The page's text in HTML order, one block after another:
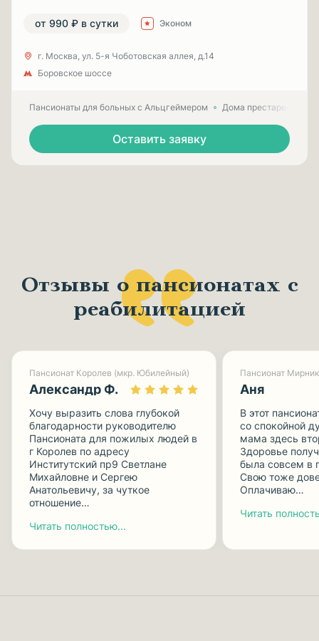
от 990 ₽ в сутки Эконом
г. Москва, ул. 5-я Чоботовская аллея, д.14
Боровское шоссе
Пансионаты для больных с Альцгеймером Дома престарелых
Оставить заявку
Отзывы о пансионатах с
реабилитацией
Пансионат Королев (мкр. Юбилейный)
Александр Ф.
Хочу выразить слова глубокой
благодарности руководителю
Пансионата для пожилых людей в
г Королев по адресу
Институтский пр9 Светлане
Михайловне и Сергею
Анатольевичу, за чуткое
отношение…
Читать полностью...
Пансионат
Аня
В этот
со спокойной
мама здесь
Здоровье
была совсем в
Свою тоже
Оплачиваю…
Читать